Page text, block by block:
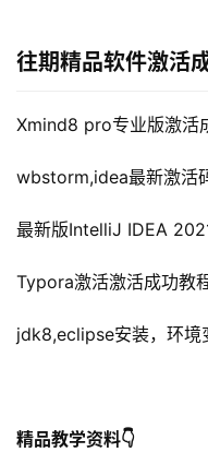
往期精品软件激活
Xmind8 pro专业版激活
wbstorm,idea最新激活
最新版IntelliJ IDEA
Typora激活激活成功教
jdk8,eclipse安装，环境
精品教学资料👇